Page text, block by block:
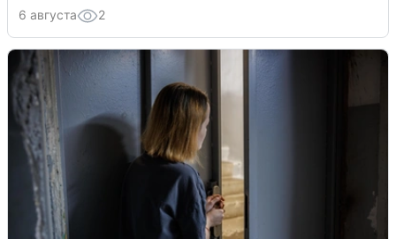
6 августа 2